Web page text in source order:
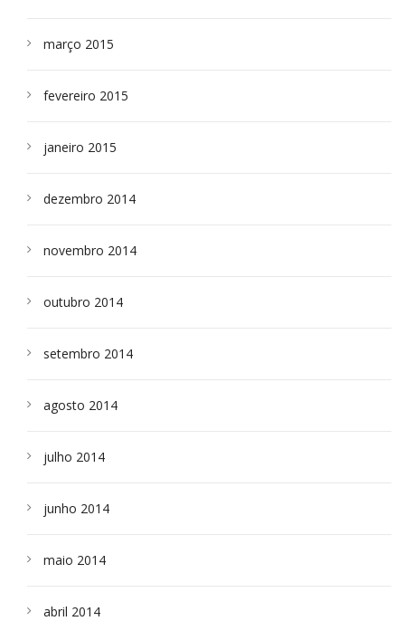
março 2015
fevereiro 2015
janeiro 2015
dezembro 2014
novembro 2014
outubro 2014
setembro 2014
agosto 2014
julho 2014
junho 2014
maio 2014
abril 2014